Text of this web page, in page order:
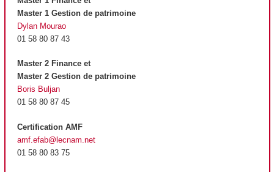
Master 1 Gestion de patrimoine
Dylan Mourao
01 58 80 87 43
Master 2 Finance et
Master 2 Gestion de patrimoine
Boris Buljan
01 58 80 87 45
Certification AMF
amf.efab@lecnam.net
01 58 80 83 75